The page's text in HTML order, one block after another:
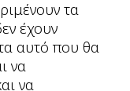
τα
έχουν
αυτό που θα
να
να